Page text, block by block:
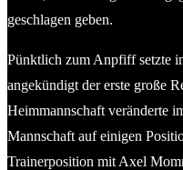
geschlagen geben.
Pünktlich zum Anpfiff setzte
angekündigt der erste große
Heimmannschaft veränderte
Mannschaft auf einigen
Trainerposition mit Axel